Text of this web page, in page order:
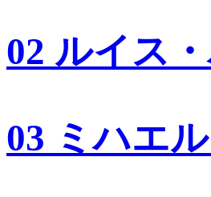
02 ルイス
03 ミハエ